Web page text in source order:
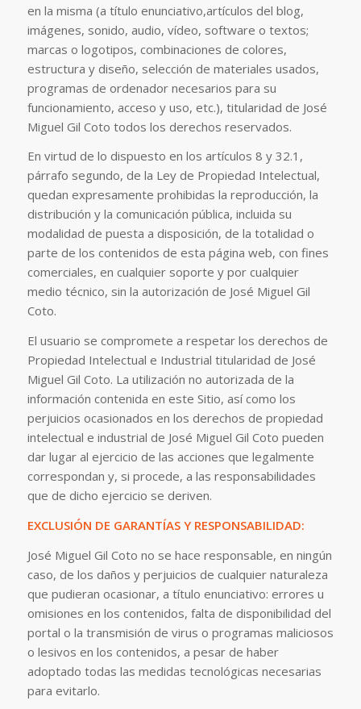
en la misma (a título enunciativo,artículos del blog,
imágenes, sonido, audio, vídeo, software o textos;
marcas o logotipos, combinaciones de colores,
estructura y diseño, selección de materiales usados,
programas de ordenador necesarios para su
funcionamiento, acceso y uso, etc.), titularidad de José
Miguel Gil Coto todos los derechos reservados.
En virtud de lo dispuesto en los artículos 8 y 32.1,
párrafo segundo, de la Ley de Propiedad Intelectual,
quedan expresamente prohibidas la reproducción, la
distribución y la comunicación pública, incluida su
modalidad de puesta a disposición, de la totalidad o
parte de los contenidos de esta página web, con fines
comerciales, en cualquier soporte y por cualquier
medio técnico, sin la autorización de José Miguel Gil
Coto.
El usuario se compromete a respetar los derechos de
Propiedad Intelectual e Industrial titularidad de José
Miguel Gil Coto. La utilización no autorizada de la
información contenida en este Sitio, así como los
perjuicios ocasionados en los derechos de propiedad
intelectual e industrial de José Miguel Gil Coto pueden
dar lugar al ejercicio de las acciones que legalmente
correspondan y, si procede, a las responsabilidades
que de dicho ejercicio se deriven.
EXCLUSIÓN DE GARANTÍAS Y RESPONSABILIDAD:
José Miguel Gil Coto no se hace responsable, en ningún
caso, de los daños y perjuicios de cualquier naturaleza
que pudieran ocasionar, a título enunciativo: errores u
omisiones en los contenidos, falta de disponibilidad del
portal o la transmisión de virus o programas maliciosos
o lesivos en los contenidos, a pesar de haber
adoptado todas las medidas tecnológicas necesarias
para evitarlo.